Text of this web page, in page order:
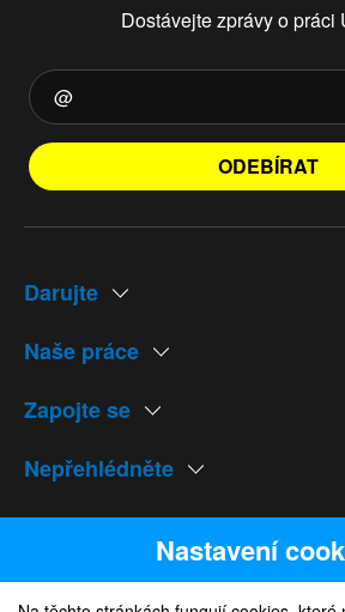
Dostávejte zprávy o práci
ODEBÍRAT
Darujte
Naše práce
Zapojte se
Nepřehlédněte
Naše weby
Nastavení